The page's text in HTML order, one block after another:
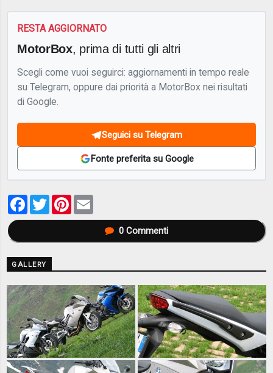
RESTA AGGIORNATO
MotorBox, prima di tutti gli altri
Scegli come vuoi seguirci: aggiornamenti in tempo reale
su Telegram, oppure dai priorità a MotorBox nei risultati
di Google.
Seguici su Telegram
Fonte preferita su Google
Facebook
TwitterPinterest
0Commenti
GALLERY